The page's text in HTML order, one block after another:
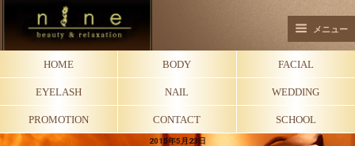
メニュー
HOME BODY FACIAL
EYELASH NAIL WEDDING
PROMOTION CONTACT SCHOOL
2015年5月23日